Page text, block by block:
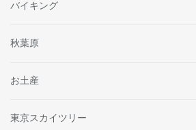
バイキング
秋葉原
お土産
東京スカイツリー